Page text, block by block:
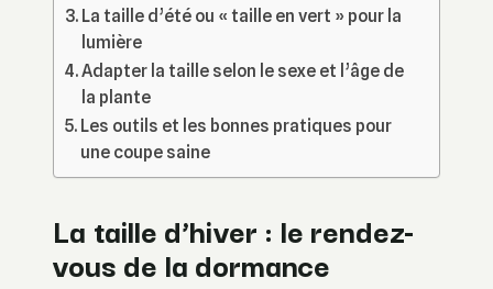
La taille d’été ou « taille en vert » pour la
lumière
Adapter la taille selon le sexe et l’âge de
la plante
Les outils et les bonnes pratiques pour
une coupe saine
La taille d’hiver : le rendez-
vous de la dormance